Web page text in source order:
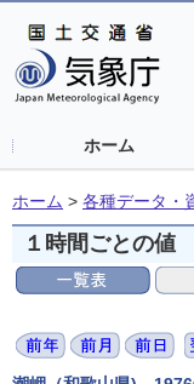
ホーム
ホーム > 各種データ・
１時間ごとの値